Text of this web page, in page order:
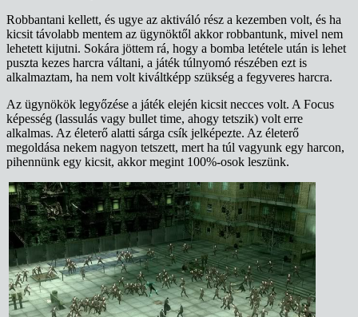
Robbantani kellett, és ugye az aktiváló rész a kezemben volt, és ha
kicsit távolabb mentem az ügynöktől akkor robbantunk, mivel nem
lehetett kijutni. Sokára jöttem rá, hogy a bomba letétele után is lehet
puszta kezes harcra váltani, a játék túlnyomó részében ezt is
alkalmaztam, ha nem volt kiváltképp szükség a fegyveres harcra.
Az ügynökök legyőzése a játék elején kicsit necces volt. A Focus
képesség (lassulás vagy bullet time, ahogy tetszik) volt erre
alkalmas. Az életerő alatti sárga csík jelképezte. Az életerő
megoldása nekem nagyon tetszett, mert ha túl vagyunk egy harcon,
pihennünk egy kicsit, akkor megint 100%-osok leszünk.